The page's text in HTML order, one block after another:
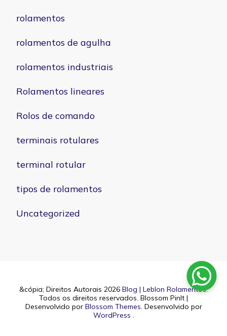
rolamentos
rolamentos de agulha
rolamentos industriais
Rolamentos lineares
Rolos de comando
terminais rotulares
terminal rotular
tipos de rolamentos
Uncategorized
&cópia; Direitos Autorais 2026 Blog | Leblon Rolamentos.
Todos os direitos reservados. Blossom PinIt |
Desenvolvido por Blossom Themes. Desenvolvido por
WordPress .